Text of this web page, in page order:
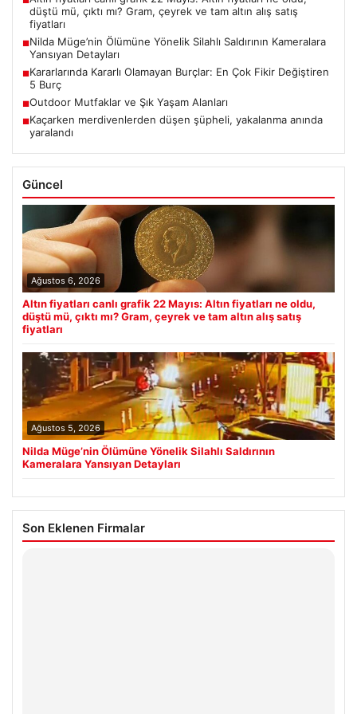
düştü mü, çıktı mı? Gram, çeyrek ve tam altın alış satış
fiyatları
■Nilda Müge’nin Ölümüne Yönelik Silahlı Saldırının Kameralara
Yansıyan Detayları
■Kararlarında Kararlı Olamayan Burçlar: En Çok Fikir Değiştiren
5 Burç
■Outdoor Mutfaklar ve Şık Yaşam Alanları
■Kaçarken merdivenlerden düşen şüpheli, yakalanma anında
yaralandı
Güncel
Ağustos 6, 2026
Altın fiyatları canlı grafik 22 Mayıs: Altın fiyatları ne oldu,
düştü mü, çıktı mı? Gram, çeyrek ve tam altın alış satış
fiyatları
Ağustos 5, 2026
Nilda Müge’nin Ölümüne Yönelik Silahlı Saldırının
Kameralara Yansıyan Detayları
Son Eklenen Firmalar